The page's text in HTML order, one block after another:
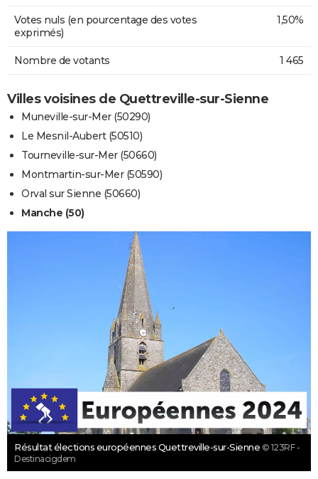
Votes nuls (en pourcentage des votes
exprimés)
1,50%
Nombre de votants 1 465
Villes voisines de Quettreville-sur-Sienne
Muneville-sur-Mer (50290)
Le Mesnil-Aubert (50510)
Tourneville-sur-Mer (50660)
Montmartin-sur-Mer (50590)
Orval sur Sienne (50660)
Manche (50)
Résultat élections européennes Quettreville-sur-Sienne © 123RF -
Destinacigdem